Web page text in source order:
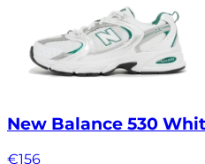
New Balance 530
€156